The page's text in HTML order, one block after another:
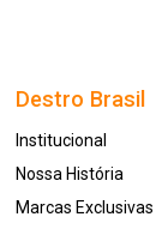
Destro Brasil
Institucional
Nossa História
Marcas Exclusivas